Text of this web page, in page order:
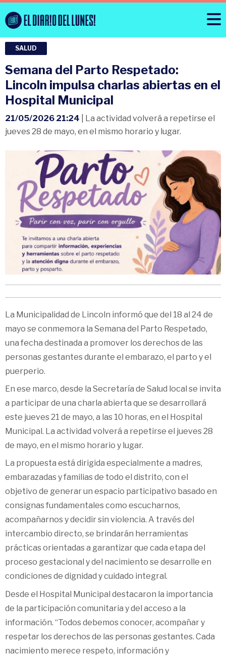
SALUD
Semana del Parto Respetado:
Lincoln impulsa charlas abiertas en el
Hospital Municipal
21/05/2026 21:24 | La actividad volverá a repetirse el
jueves 28 de mayo, en el mismo horario y lugar.
La Municipalidad de Lincoln informó que del 18 al 24 de
mayo se conmemora la Semana del Parto Respetado,
una fecha destinada a promover los derechos de las
personas gestantes durante el embarazo, el parto y el
puerperio.
En ese marco, desde la Secretaría de Salud local se invita
a participar de una charla abierta que se desarrollará
este jueves 21 de mayo, a las 10 horas, en el Hospital
Municipal. La actividad volverá a repetirse el jueves 28
de mayo, en el mismo horario y lugar.
La propuesta está dirigida especialmente a madres,
embarazadas y familias de todo el distrito, con el
objetivo de generar un espacio participativo basado en
consignas fundamentales como escucharnos,
acompañarnos y decidir sin violencia. A través del
intercambio directo, se brindarán herramientas
prácticas orientadas a garantizar que cada etapa del
proceso gestacional y del nacimiento se desarrolle en
condiciones de dignidad y cuidado integral.
Desde el Hospital Municipal destacaron la importancia
de la participación comunitaria y del acceso a la
información. “Todos debemos conocer, acompañar y
respetar los derechos de las personas gestantes. Cada
nacimiento merece respeto, información y